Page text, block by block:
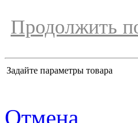
Продолжить
Задайте параметры товара
Отмена